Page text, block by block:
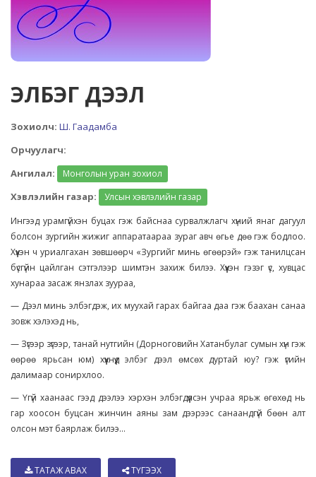
ЭЛБЭГ ДЭЭЛ
Зохиолч: Ш. Гаадамба
Орчуулагч:
Ангилал:
Монголын уран зохиол
Хэвлэлийн газар:
Улсын хэвлэлийн газар
Ингээд урамгүйхэн буцах гэж байснаа сурвалжлагч хүний янаг дагуул
болсон зургийн жижиг аппаратаараа зураг авч өгье дөө гэж бодлоо.
Хүүхэн ч уриалгахан зөвшөөрч «Зургийг минь өгөөрэй» гэж танилцсан
бүсгүйн цайлган сэтгэлээр шимтэн захиж билээ. Хүүхэн гэзэг үс, хувцас
хунараа засаж янзлах зуураа,
— Дээл минь элбэгдэж, их муухай гарах байгаа даа гэж баахан санаа
зовж хэлэхэд нь,
— Зүгээр зүгээр, танай нутгийн (Дорноговийн Хатанбулаг сумын хүн гэж
өөрөө ярьсан юм) хүүхнүүд элбэг дээл өмсөх дуртай юу? гэж үгийн
далимаар сонирхлоо.
— Үгүй хаанаас гээд дээлээ хэрхэн элбэгдүүлсэн учраа ярьж өгөхөд нь
гар хоосон буцсан жинчин аяны зам дээрээс санаандгүй бөөн алт
олсон мэт баярлаж билээ...
ТАТАЖ АВАХ ТҮГЭЭХ